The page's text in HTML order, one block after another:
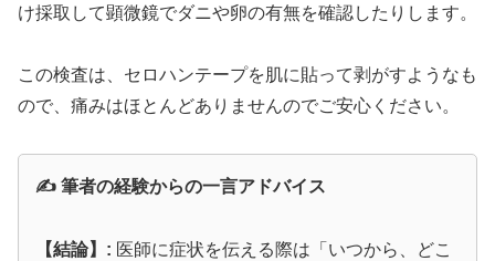
け採取して顕微鏡でダニや卵の有無を確認したりします。
この検査は、セロハンテープを肌に貼って剥がすようなも
ので、痛みはほとんどありませんのでご安心ください。
✍️ 筆者の経験からの一言アドバイス
【結論】: 医師に症状を伝える際は「いつから、どこ